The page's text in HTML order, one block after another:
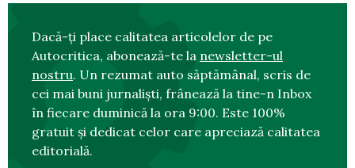
Dacă-ți place calitatea articolelor de pe
Autocritica, abonează-te la newsletter-ul
nostru. Un rezumat auto săptămânal, scris de
cei mai buni jurnaliști, frânează la tine-n Inbox
în fiecare duminică la ora 9:00. Este 100%
gratuit și dedicat celor care apreciază calitatea
editorială.